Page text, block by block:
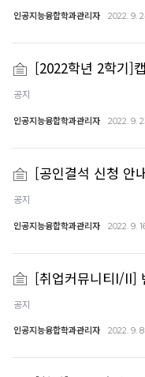
인공지능융합학과관리자 2022. 9.
[2022학년 2학기]
공지
인공지능융합학과관리자 2022. 9.
[공인결석 신청 안
공지
인공지능융합학과관리자 2022. 9.
[취업커뮤니티I/II]
공지
인공지능융합학과관리자 2022. 9. 8